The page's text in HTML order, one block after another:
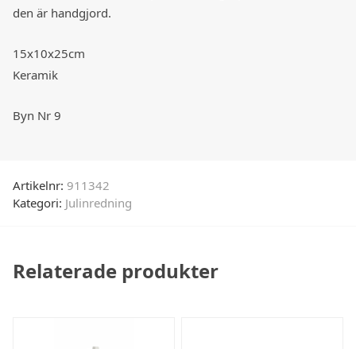
den är handgjord.
15x10x25cm
Keramik
Byn Nr 9
Artikelnr: 911342
Kategori: Julinredning
Relaterade produkter